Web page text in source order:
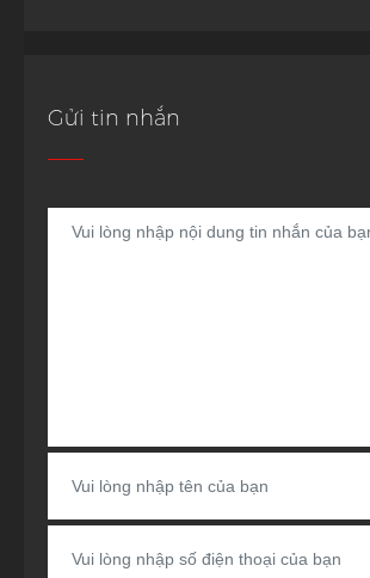
Gửi tin nhắn